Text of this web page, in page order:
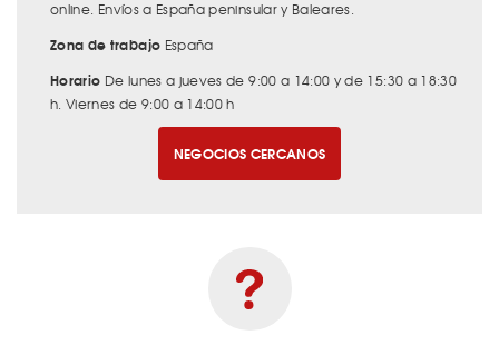
online. Envíos a España peninsular y Baleares.
Zona de trabajo España
Horario De lunes a jueves de 9:00 a 14:00 y de 15:30 a 18:30
h. Viernes de 9:00 a 14:00 h
NEGOCIOS CERCANOS